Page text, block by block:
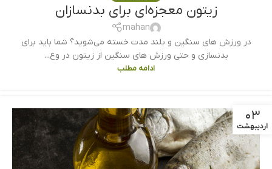
زیتون معجزه‌ای برای بدنسازان
mahan
در ورزش های سنگین و بلند مدت خسته می‌شوید؟ شما باید برای
بدنسازی و حتی ورزش های سنگین از زیتون در وع...
ادامه مطلب
۰۳
اردیبهشت